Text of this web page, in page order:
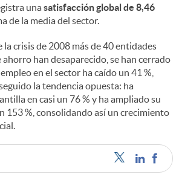
unasatisfacción global de 8,46
de la media del sector.
crisis de 2008 más de 40 entidades
ahorro han desaparecido, se han cerrado
en el sector ha caído un 41 %,
la tendencia opuesta: ha
en casi un 76 % y ha ampliado su
153 %, consolidando así un crecimiento